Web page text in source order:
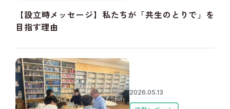
【設立時メッセージ】私たちが「共生のとりで」を
目指す理由
2026.05.13